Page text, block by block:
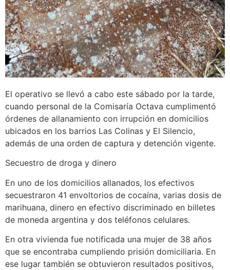
El operativo se llevó a cabo este sábado por la tarde,
cuando personal de la Comisaría Octava cumplimentó
órdenes de allanamiento con irrupción en domicilios
ubicados en los barrios Las Colinas y El Silencio,
además de una orden de captura y detención vigente.
Secuestro de droga y dinero
En uno de los domicilios allanados, los efectivos
secuestraron 41 envoltorios de cocaína, varias dosis de
marihuana, dinero en efectivo discriminado en billetes
de moneda argentina y dos teléfonos celulares.
En otra vivienda fue notificada una mujer de 38 años
que se encontraba cumpliendo prisión domiciliaria. En
ese lugar también se obtuvieron resultados positivos,